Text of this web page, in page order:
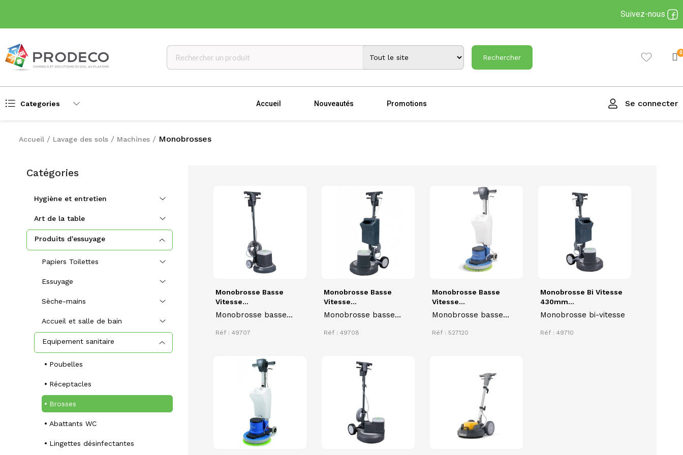
Suivez-nous
Rechercher
Categories Accueil Nouveautés Promotions Se connecter
Accueil Lavage des sols Machines Monobrosses
Catégories
Hygiène et entretien
Art de la table
Produits d'essuyage
Papiers Toilettes
Essuyage
Sèche-mains
Accueil et salle de bain
Equipement sanitaire
Poubelles
Réceptacles
Brosses
Abattants WC
Lingettes désinfectantes
Monobrosse Basse
Vitesse...
Monobrosse basse
Réf : 49707
Monobrosse Basse
Vitesse...
Monobrosse basse
Réf : 49708
Monobrosse Basse
Vitesse...
Monobrosse basse
NUMATIC pour le
Réf : 527120
Monobrosse Bi Vitesse
430mm...
Monobrosse bi-vitesse
Réf : 49710